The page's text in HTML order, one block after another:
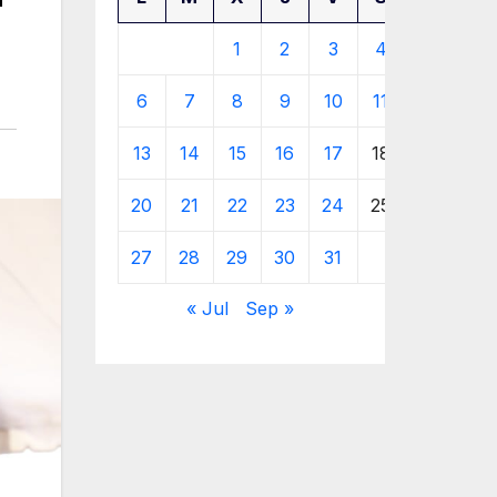
1 2 3 4
6 7 8 9 10 11
13 14 15 16 17 18
20 21 22 23 24 25
27 28 29 30 31
« Jul Sep »